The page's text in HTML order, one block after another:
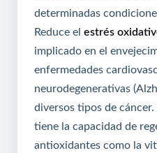
determinadas
Reduce el estrés
implicado en el
enfermedades
neurodegenerativas
diversos tipos de
tiene la capacidad de
antioxidantes como la